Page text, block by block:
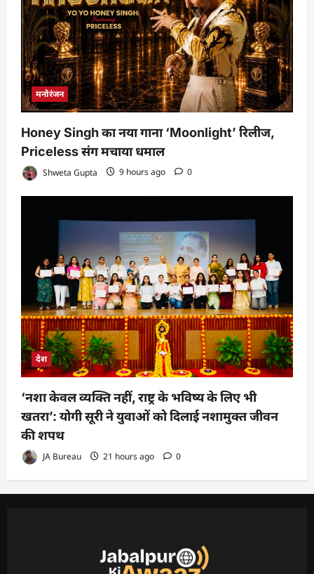
मनोरंजन
Honey Singh का नया गाना ‘Moonlight’ रिलीज,
Priceless संग मचाया धमाल
Shweta Gupta 9 hours ago 0
देश
‘नशा केवल व्यक्ति नहीं, राष्ट्र के भविष्य के लिए भी
खतरा’: योगी सूरी ने युवाओं को दिलाई नशामुक्त जीवन
की शपथ
JA Bureau 21 hours ago 0